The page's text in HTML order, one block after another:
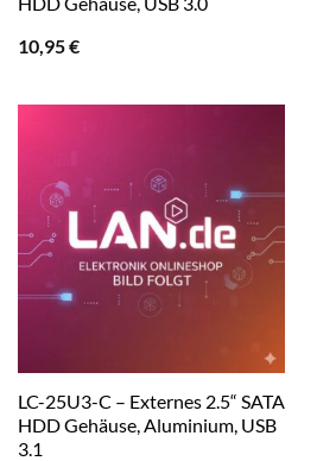
10,95€
LC-25U3-C – Externes 2.5“ SATA
HDD Gehäuse, Aluminium, USB
3.1